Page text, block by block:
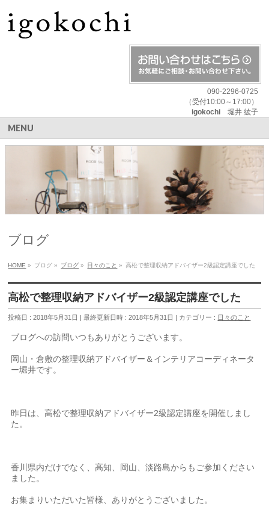
090-2296-0725
（受付10:00～17:00）
igokochi堀井 紘子
MENU
ブログ
HOME » ブログ » ブログ » 日々のこと » 高松で整理収納アドバイザー2級認定講座でした
高松で整理収納アドバイザー2級認定講座でした
投稿日 : 2018年5月31日 最終更新日時 : 2018年5月31日 カテゴリー : 日々のこと
ブログへの訪問いつもありがとうございます。
岡山・倉敷の整理収納アドバイザー＆インテリアコーディネータ
ー堀井です。
昨日は、高松で整理収納アドバイザー2級認定講座を開催しまし
た。
香川県内だけでなく、高知、岡山、淡路島からもご参加ください
ました。
お集まりいただいた皆様、ありがとうございました。